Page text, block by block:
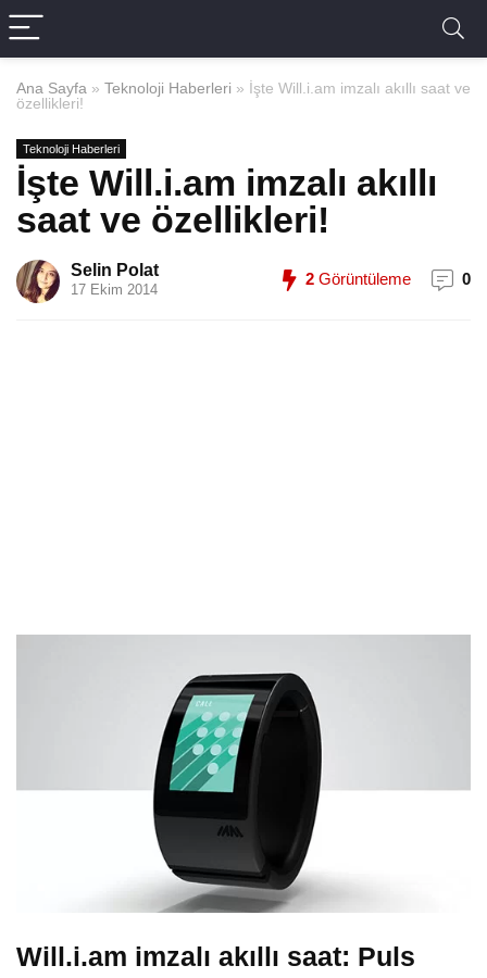
Ana Sayfa » Teknoloji Haberleri » İşte Will.i.am imzalı akıllı saat ve
özellikleri!
Teknoloji Haberleri
İşte Will.i.am imzalı akıllı
saat ve özellikleri!
Selin Polat
17 Ekim 2014
2 Görüntüleme 0
Will.i.am imzalı akıllı saat: Puls